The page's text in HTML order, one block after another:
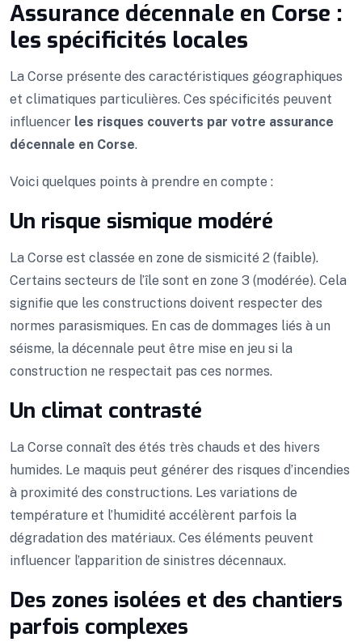
Assurance décennale en Corse :
les spécificités locales
La Corse présente des caractéristiques géographiques
et climatiques particulières. Ces spécificités peuvent
influencer les risques couverts par votre assurance
décennale en Corse.
Voici quelques points à prendre en compte :
Un risque sismique modéré
La Corse est classée en zone de sismicité 2 (faible).
Certains secteurs de l’île sont en zone 3 (modérée). Cela
signifie que les constructions doivent respecter des
normes parasismiques. En cas de dommages liés à un
séisme, la décennale peut être mise en jeu si la
construction ne respectait pas ces normes.
Un climat contrasté
La Corse connaît des étés très chauds et des hivers
humides. Le maquis peut générer des risques d’incendies
à proximité des constructions. Les variations de
température et l’humidité accélèrent parfois la
dégradation des matériaux. Ces éléments peuvent
influencer l’apparition de sinistres décennaux.
Des zones isolées et des chantiers
parfois complexes